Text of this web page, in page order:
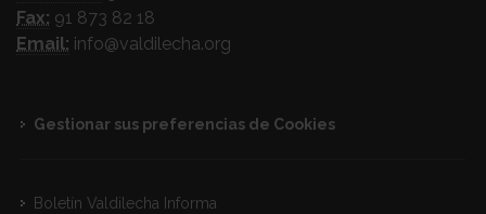
Fax: 91 873 82 18
Email: info@valdilecha.org
Gestionar sus preferencias de Cookies
Boletín Valdilecha Informa